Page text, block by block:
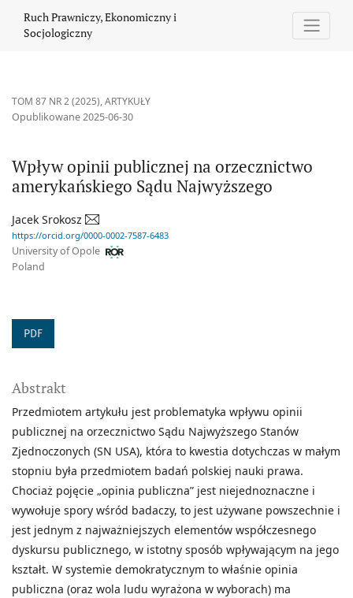
Ruch Prawniczy, Ekonomiczny i
Socjologiczny
TOM 87 NR 2 (2025),ARTYKUŁY
Wpływ opinii publicznej na orzecznictwo
amerykańskiego Sądu Najwyższego
Opublikowane 2025-06-30
Jacek Srokosz
https://orcid.org/0000-0002-7587-6483
University of Opole
Poland
PDF
Abstrakt
Przedmiotem artykułu jest problematyka wpływu opinii
publicznej na orzecznictwo Sądu Najwyższego Stanów
Zjednoczonych (SN USA), która to kwestia dotychczas w małym
stopniu była przedmiotem badań polskiej nauki prawa.
Chociaż pojęcie „opinia publiczna” jest niejednoznaczne i
wywołuje spory wśród badaczy, to jest używane powszechnie i
jest jednym z najważniejszych elementów współczesnego
dyskursu publicznego, w istotny sposób wpływającym na jego
kształt. W systemie demokratycznym to właśnie opinia
publiczna (oraz wola ludu wyrażona w wyborach) ma